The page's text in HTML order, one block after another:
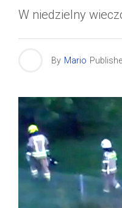
W niedzielny
By Mario